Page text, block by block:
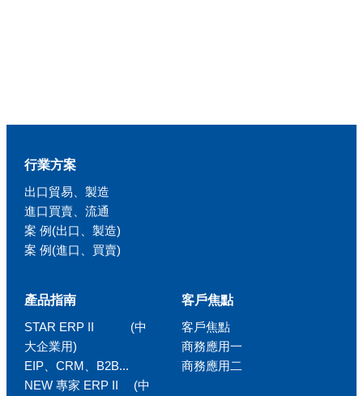
行業方案
出口貿易、製造
進口買賣、流通
案 例(出口、製造)
案 例(進口、買賣)
產品指南
STAR ERP II (中
大企業用)
EIP、CRM、B2B...
NEW 專家 ERP II (中
客戶焦點
客戶焦點
商務應用一
商務應用二